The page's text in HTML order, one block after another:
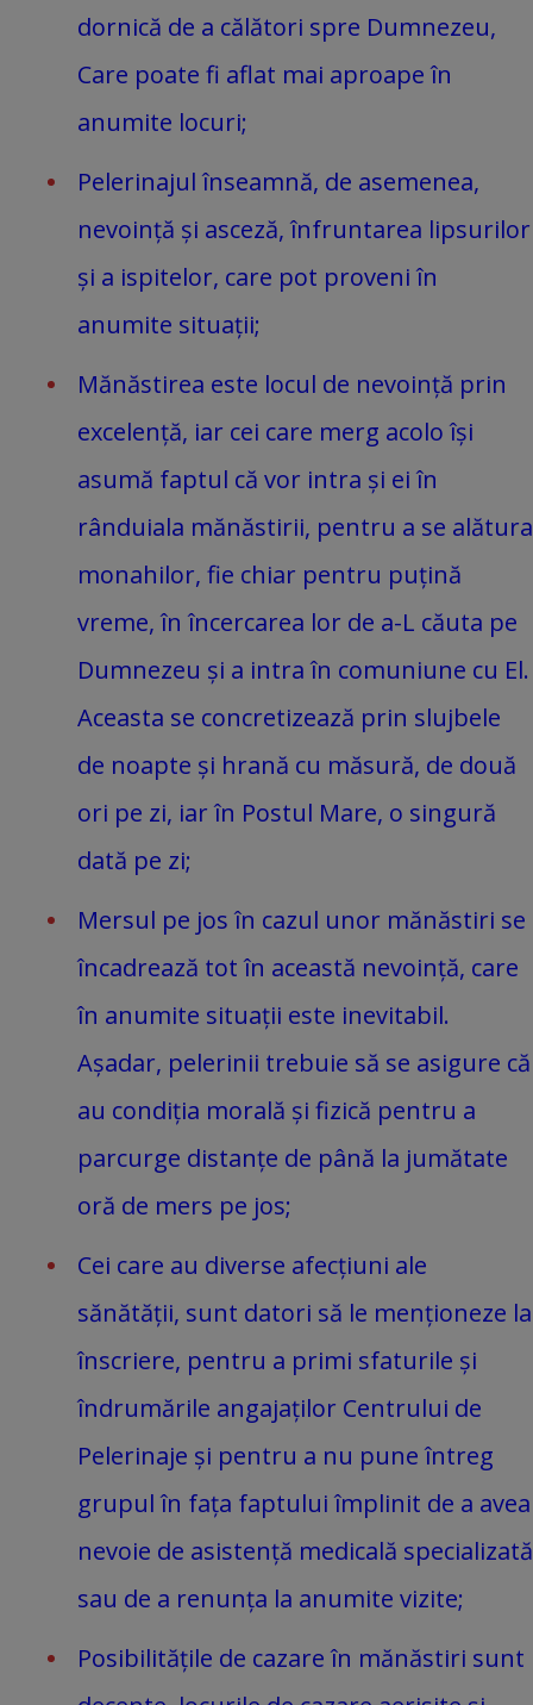
dornică de a călători spre Dumnezeu,
Care poate fi aflat mai aproape în
anumite locuri;
Pelerinajul înseamnă, de asemenea,
nevoință și asceză, înfruntarea lipsurilor
și a ispitelor, care pot proveni în
anumite situații;
Mănăstirea este locul de nevoință prin
excelență, iar cei care merg acolo își
asumă faptul că vor intra și ei în
rânduiala mănăstirii, pentru a se alătura
monahilor, fie chiar pentru puțină
vreme, în încercarea lor de a-L căuta pe
Dumnezeu și a intra în comuniune cu El.
Aceasta se concretizează prin slujbele
de noapte și hrană cu măsură, de două
ori pe zi, iar în Postul Mare, o singură
dată pe zi;
Mersul pe jos în cazul unor mănăstiri se
încadrează tot în această nevoință, care
în anumite situații este inevitabil.
Așadar, pelerinii trebuie să se asigure că
au condiția morală și fizică pentru a
parcurge distanțe de până la jumătate
oră de mers pe jos;
Cei care au diverse afecțiuni ale
sănătății, sunt datori să le menționeze la
înscriere, pentru a primi sfaturile și
îndrumările angajaților Centrului de
Pelerinaje și pentru a nu pune întreg
grupul în fața faptului împlinit de a avea
nevoie de asistență medicală specializată
sau de a renunța la anumite vizite;
Posibilitățile de cazare în mănăstiri sunt